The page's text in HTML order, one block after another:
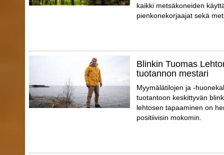
kaikki metsäkoneiden
pienkonekorjaajat sekä
Blinkin Tuomas
tuotannon mestari
Myymälätilojen ja -
tuotantoon keskittyvän
lehtosen tapaaminen on
positiivisin mokomin.